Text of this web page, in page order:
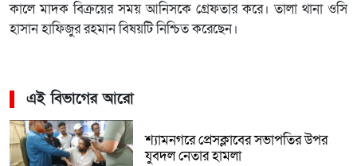
কালে মাদক বিক্রয়ের সময় আনিসকে গ্রেফতার করে। তালা থানা ওসি
হাসান হাফিজুর রহমান বিষয়টি নিশ্চিত করেছেন।
এই বিভাগের আরো
শ্যামনগরে প্রেসক্লাবের সভাপতির উপর
যুবদল নেতার হামলা